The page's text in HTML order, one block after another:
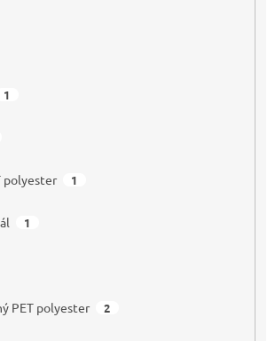
1
polyester 1
1
PET polyester 2